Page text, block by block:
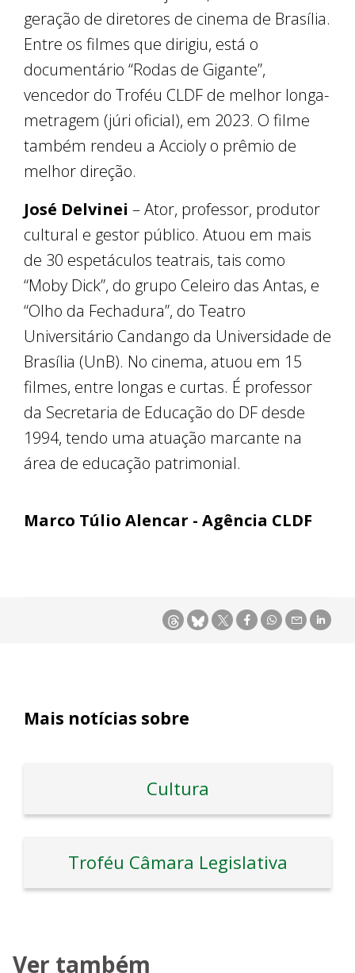
geração de diretores de cinema de Brasília.
Entre os filmes que dirigiu, está o
documentário “Rodas de Gigante”,
vencedor do Troféu CLDF de melhor longa-
metragem (júri oficial), em 2023. O filme
também rendeu a Accioly o prêmio de
melhor direção.
José Delvinei – Ator, professor, produtor
cultural e gestor público. Atuou em mais
de 30 espetáculos teatrais, tais como
“Moby Dick”, do grupo Celeiro das Antas, e
“Olho da Fechadura”, do Teatro
Universitário Candango da Universidade de
Brasília (UnB). No cinema, atuou em 15
filmes, entre longas e curtas. É professor
da Secretaria de Educação do DF desde
1994, tendo uma atuação marcante na
área de educação patrimonial.
Marco Túlio Alencar - Agência CLDF
Mais notícias sobre
Cultura
Troféu Câmara Legislativa
Ver também